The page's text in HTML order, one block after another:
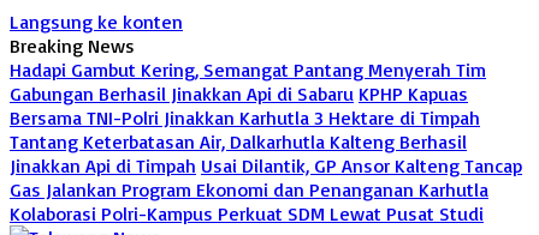
Langsung ke konten
Breaking News
Hadapi Gambut Kering, Semangat Pantang Menyerah Tim
Gabungan Berhasil Jinakkan Api di Sabaru KPHP Kapuas
Bersama TNI-Polri Jinakkan Karhutla 3 Hektare di Timpah
Tantang Keterbatasan Air, Dalkarhutla Kalteng Berhasil
Jinakkan Api di Timpah Usai Dilantik, GP Ansor Kalteng Tancap
Gas Jalankan Program Ekonomi dan Penanganan Karhutla
Kolaborasi Polri-Kampus Perkuat SDM Lewat Pusat Studi